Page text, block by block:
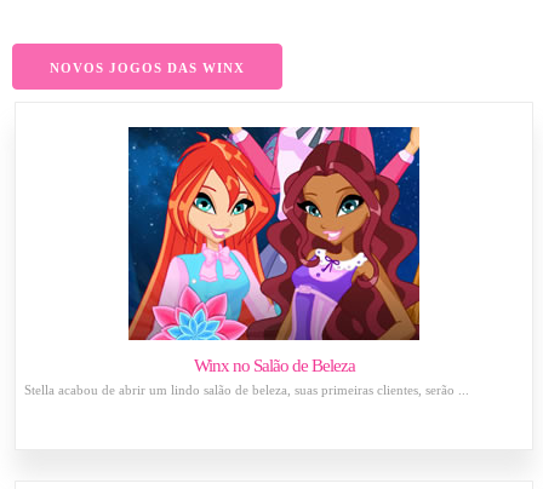
NOVOS JOGOS DAS WINX
Winx no Salão de Beleza
Stella acabou de abrir um lindo salão de beleza, suas primeiras clientes, serão ...